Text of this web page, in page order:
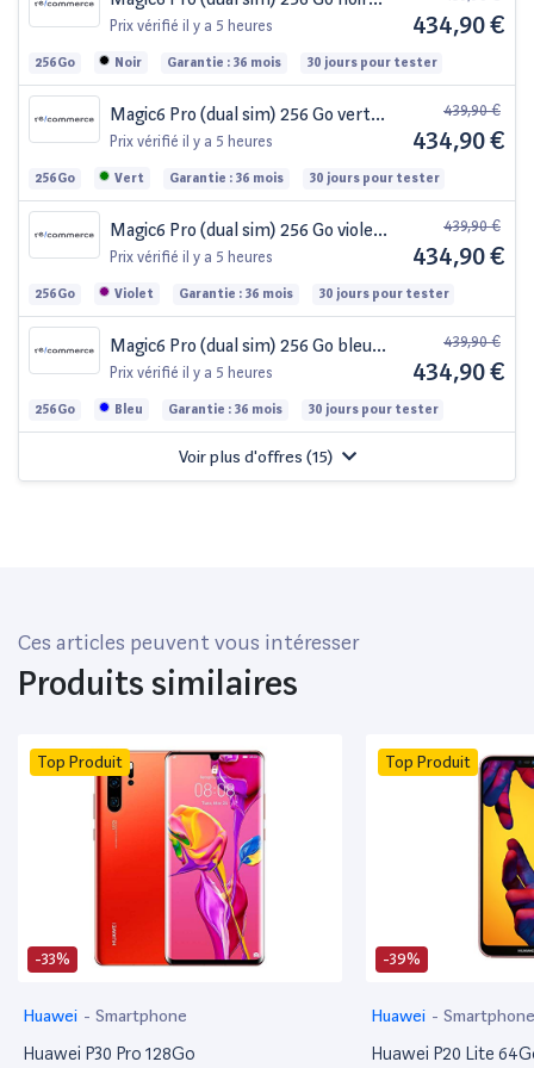
reconditionné
Prix vérifié il y a 5 heures 434,90 €
256Go Noir Garantie : 36 mois 30 jours pour tester
Magic6 Pro (dual sim) 256 Go vert
reconditionné
Prix vérifié il y a 5 heures
439,90 €
434,90 €
256Go Vert Garantie : 36 mois 30 jours pour tester
Magic6 Pro (dual sim) 256 Go violet
reconditionné
Prix vérifié il y a 5 heures
439,90 €
434,90 €
256Go Violet Garantie : 36 mois 30 jours pour tester
Magic6 Pro (dual sim) 256 Go bleu
reconditionné
Prix vérifié il y a 5 heures
439,90 €
434,90 €
256Go Bleu Garantie : 36 mois 30 jours pour tester
Voir plus d'offres (15)
Ces articles peuvent vous intéresser
Produits similaires
-33%
Top Produit
Huawei - Smartphone
Huawei P30 Pro 128Go
-39%
Top Produit
Huawei -
Huawei P20 Lite